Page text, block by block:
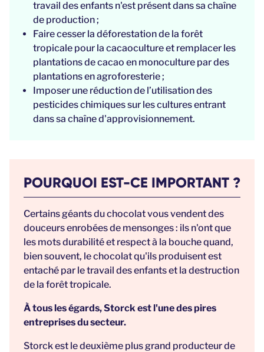
travail des enfants n'est présent dans sa chaîne
de production ;
Faire cesser la déforestation de la forêt
tropicale pour la cacaoculture et remplacer les
plantations de cacao en monoculture par des
plantations en agroforesterie ;
Imposer une réduction de l’utilisation des
pesticides chimiques sur les cultures entrant
dans sa chaîne d'approvisionnement.
POURQUOI EST-CE IMPORTANT ?
Certains géants du chocolat vous vendent des
douceurs enrobées de mensonges : ils n'ont que
les mots durabilité et respect à la bouche quand,
bien souvent, le chocolat qu'ils produisent est
entaché par le travail des enfants et la destruction
de la forêt tropicale.
À tous les égards, Storck est l'une des pires
entreprises du secteur.
Storck est le deuxième plus grand producteur de